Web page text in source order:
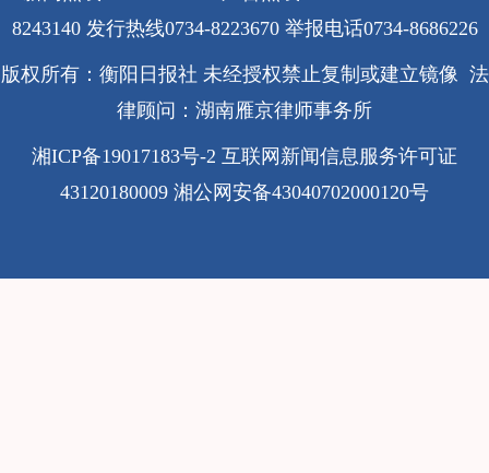
8243140 发行热线0734-8223670 举报电话0734-8686226
版权所有：衡阳日报社 未经授权禁止复制或建立镜像 法
律顾问：湖南雁京律师事务所
湘ICP备19017183号-2 互联网新闻信息服务许可证
43120180009 湘公网安备43040702000120号